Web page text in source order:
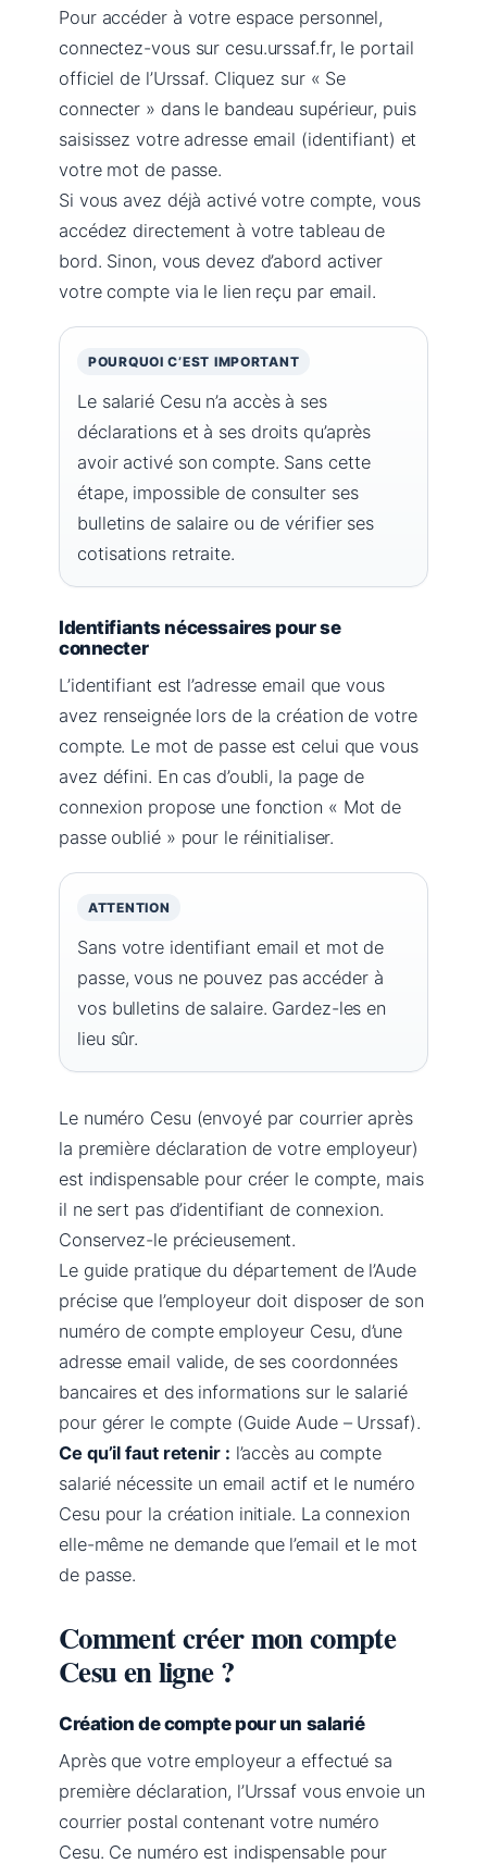
Pour accéder à votre espace personnel,
connectez-vous sur cesu.urssaf.fr, le portail
officiel de l’Urssaf. Cliquez sur « Se
connecter » dans le bandeau supérieur, puis
saisissez votre adresse email (identifiant) et
votre mot de passe.
Si vous avez déjà activé votre compte, vous
accédez directement à votre tableau de
bord. Sinon, vous devez d’abord activer
votre compte via le lien reçu par email.
POURQUOI C’EST IMPORTANT
Le salarié Cesu n’a accès à ses
déclarations et à ses droits qu’après
avoir activé son compte. Sans cette
étape, impossible de consulter ses
bulletins de salaire ou de vérifier ses
cotisations retraite.
Identifiants nécessaires pour se
connecter
L’identifiant est l’adresse email que vous
avez renseignée lors de la création de votre
compte. Le mot de passe est celui que vous
avez défini. En cas d’oubli, la page de
connexion propose une fonction « Mot de
passe oublié » pour le réinitialiser.
ATTENTION
Sans votre identifiant email et mot de
passe, vous ne pouvez pas accéder à
vos bulletins de salaire. Gardez-les en
lieu sûr.
Le numéro Cesu (envoyé par courrier après
la première déclaration de votre employeur)
est indispensable pour créer le compte, mais
il ne sert pas d’identifiant de connexion.
Conservez-le précieusement.
Le guide pratique du département de l’Aude
précise que l’employeur doit disposer de son
numéro de compte employeur Cesu, d’une
adresse email valide, de ses coordonnées
bancaires et des informations sur le salarié
pour gérer le compte (Guide Aude – Urssaf).
Ce qu’il faut retenir : l’accès au compte
salarié nécessite un email actif et le numéro
Cesu pour la création initiale. La connexion
elle-même ne demande que l’email et le mot
de passe.
Comment créer mon compte
Cesu en ligne ?
Création de compte pour un salarié
Après que votre employeur a effectué sa
première déclaration, l’Urssaf vous envoie un
courrier postal contenant votre numéro
Cesu. Ce numéro est indispensable pour